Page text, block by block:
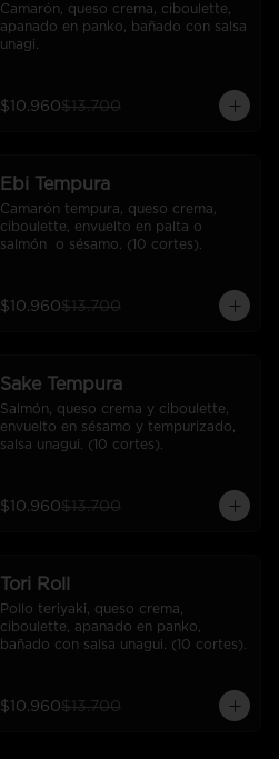
Camarón, queso crema, ciboulette,
apanado en panko, bañado con salsa
unagi.
$10.960$13.700
Ebi Tempura
Camarón tempura, queso crema,
ciboulette, envuelto en palta o
salmón  o sésamo. (10 cortes).
$10.960$13.700
Sake Tempura
Salmón, queso crema y ciboulette,
envuelto en sésamo y tempurizado,
salsa unagui. (10 cortes).
$10.960$13.700
Tori Roll
Pollo teriyaki, queso crema,
ciboulette, apanado en panko,
bañado con salsa unagui. (10 cortes).
$10.960$13.700